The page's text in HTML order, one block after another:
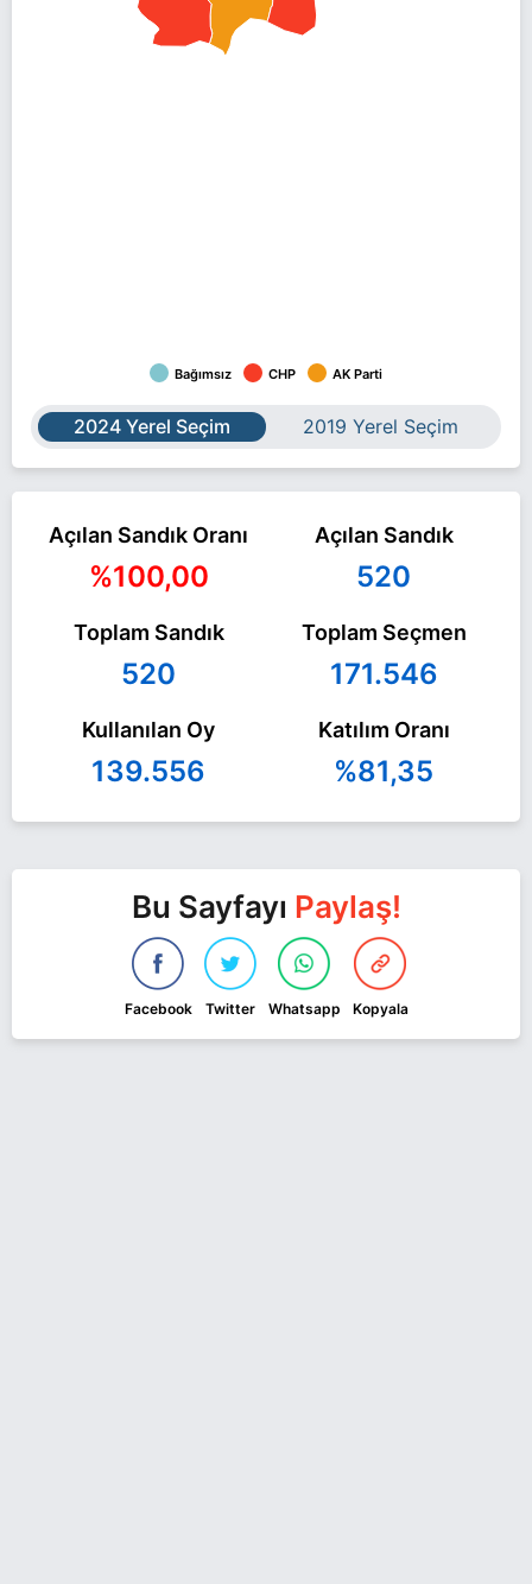
Bağımsız CHP AK Parti
2024 Yerel Seçim 2019 Yerel Seçim
Açılan Sandık Oranı
%100,00
Açılan Sandık
520
Toplam Sandık
520
Toplam Seçmen
171.546
Kullanılan Oy
139.556
Katılım Oranı
%81,35
Bu Sayfayı Paylaş!
Facebook Twitter Whatsapp Kopyala